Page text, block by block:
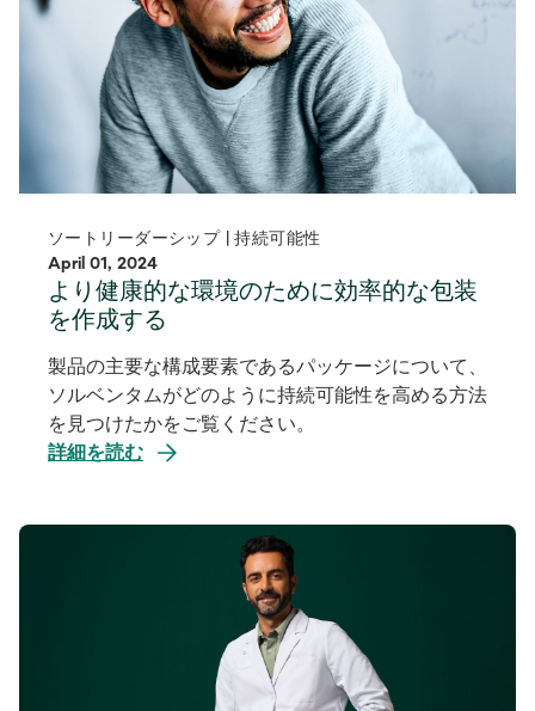
ソートリーダーシップ | 持続可能性
April 01, 2024
より健康的な環境のために効率的な包装
を作成する
製品の主要な構成要素であるパッケージについて、
ソルベンタムがどのように持続可能性を高める方法
を見つけたかをご覧ください。
詳細を読む